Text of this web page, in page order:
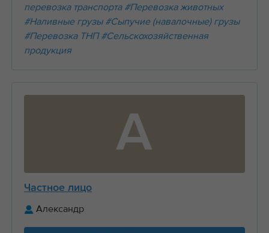
перевозка транспорта #Перевозка животных
#Наливные грузы #Сыпучие (навалочные) грузы
#Перевозка ТНП #Сельскохозяйственная
продукция
А
Частное лицо
Александр